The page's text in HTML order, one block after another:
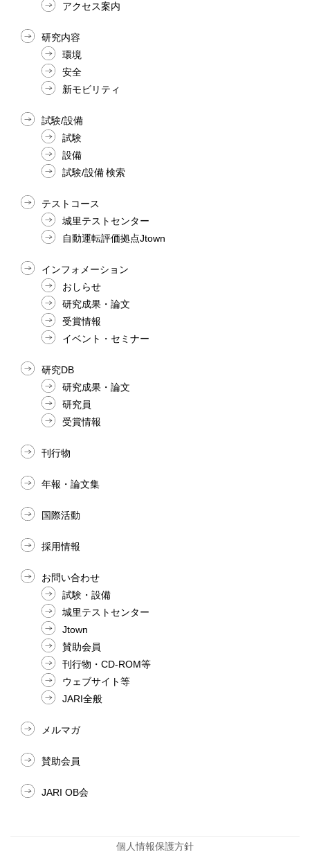
アクセス案内
研究内容
環境
安全
新モビリティ
試験/設備
試験
設備
試験/設備 検索
テストコース
城里テストセンター
自動運転評価拠点Jtown
インフォメーション
おしらせ
研究成果・論文
受賞情報
イベント・セミナー
研究DB
研究成果・論文
研究員
受賞情報
刊行物
年報・論文集
国際活動
採用情報
お問い合わせ
試験・設備
城里テストセンター
Jtown
賛助会員
刊行物・CD-ROM等
ウェブサイト等
JARI全般
メルマガ
賛助会員
JARI OB会
個人情報保護方針